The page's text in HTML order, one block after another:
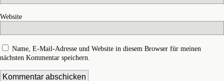
Website
Name, E-Mail-Adresse und Website in diesem Browser für meinen
nächsten Kommentar speichern.